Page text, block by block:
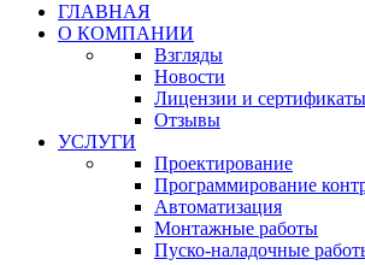
ГЛАВНАЯ
О КОМПАНИИ
Взгляды
Новости
Лицензии и сертификаты
Отзывы
УСЛУГИ
Проектирование
Программирование
Автоматизация
Монтажные работы
Пуско-наладочные